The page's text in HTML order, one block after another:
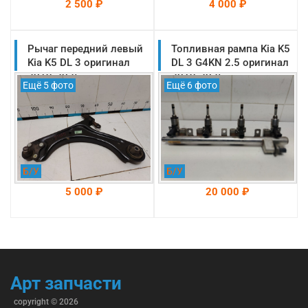
2 500 ₽
На складе: Раменское
-->
4 000 ₽
На складе: Раменское
-->
Рычаг передний левый
Kia K5 DL 3 оригинал
2019-2025
(54500L1100)
Ещё 5 фото
Б/У
5 000 ₽
-->
Топливная рампа Kia K5
DL 3 G4KN 2.5 оригинал
2019-2025
(353042S000)
Ещё 6 фото
Б/У
20 000 ₽
-->
Арт запчасти
copyright © 2026